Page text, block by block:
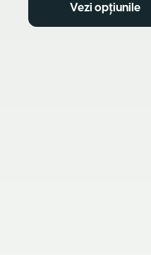
Vezi opțiunile